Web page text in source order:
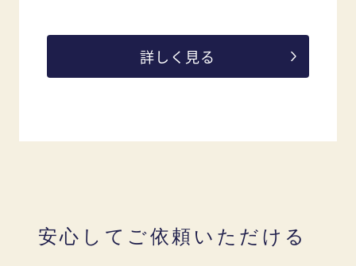
詳しく見る
安心してご依頼いただける